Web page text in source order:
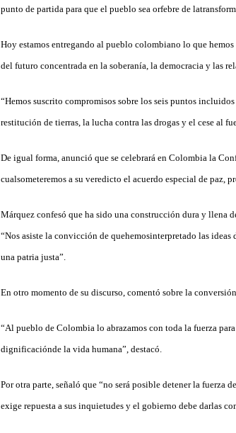
punto de partida para que el pueblo sea orfebre de
Hoy estamos entregando al pueblo colombiano lo que
del futuro concentrada en la soberanía, la democracia y las
“Hemos suscrito compromisos sobre los seis puntos
restitución de tierras, la lucha contra las drogas y el cese al
De igual forma, anunció que se celebrará en Colombia la
cualsometeremos a su veredicto el acuerdo especial de paz,
Márquez confesó que ha sido una construcción dura y llena
“Nos asiste la convicción de quehemosinterpretado las
una patria justa”.
En otro momento de su discurso, comentó sobre la
“Al pueblo de Colombia lo abrazamos con toda la fuerza
dignificaciónde la vida humana”, destacó.
Por otra parte, señaló que “no será posible detener la fuerza
exige repuesta a sus inquietudes y el gobierno debe darlas